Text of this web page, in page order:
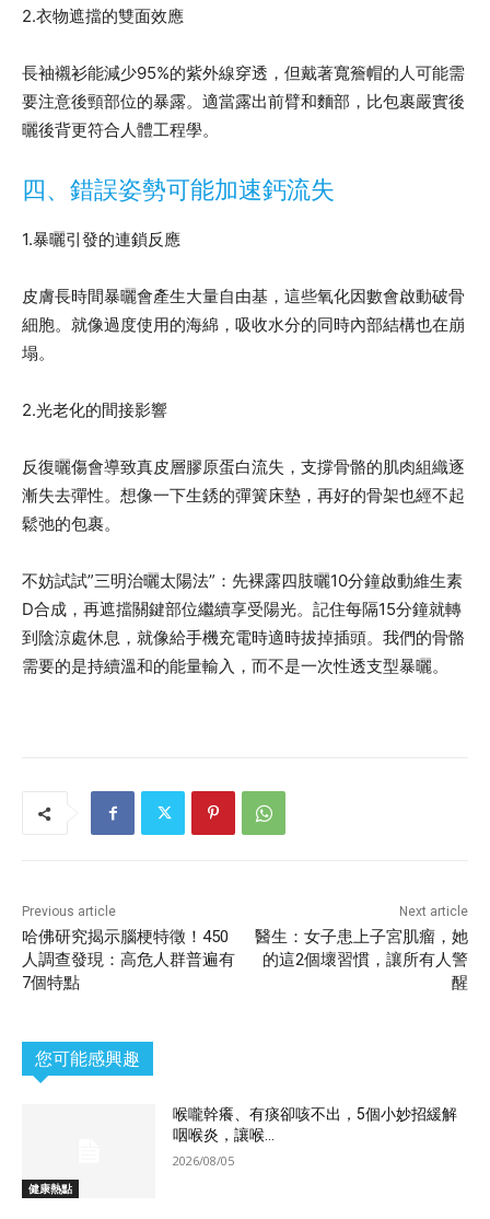
2.衣物遮擋的雙面效應
長袖襯衫能減少95%的紫外線穿透，但戴著寬簷帽的人可能需
要注意後頸部位的暴露。適當露出前臂和麵部，比包裹嚴實後
曬後背更符合人體工程學。
四、錯誤姿勢可能加速鈣流失
1.暴曬引發的連鎖反應
皮膚長時間暴曬會產生大量自由基，這些氧化因數會啟動破骨
細胞。就像過度使用的海綿，吸收水分的同時內部結構也在崩
塌。
2.光老化的間接影響
反復曬傷會導致真皮層膠原蛋白流失，支撐骨骼的肌肉組織逐
漸失去彈性。想像一下生銹的彈簧床墊，再好的骨架也經不起
鬆弛的包裹。
不妨試試”三明治曬太陽法”：先裸露四肢曬10分鐘啟動維生素
D合成，再遮擋關鍵部位繼續享受陽光。記住每隔15分鐘就轉
到陰涼處休息，就像給手機充電時適時拔掉插頭。我們的骨骼
需要的是持續溫和的能量輸入，而不是一次性透支型暴曬。
Previous article
哈佛研究揭示腦梗特徵！450
人調查發現：高危人群普遍有
7個特點
Next article
醫生：女子患上子宮肌瘤，她
的這2個壞習慣，讓所有人警
醒
您可能感興趣
健康熱點
喉嚨幹癢、有痰卻咳不出，5個小妙招緩解
咽喉炎，讓喉...
2026/08/05